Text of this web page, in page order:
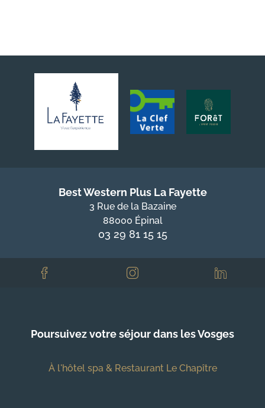
Best Western Plus La Fayette
3 Rue de la Bazaine
88000 Épinal
03 29 81 15 15
Poursuivez votre séjour dans les Vosges
À l'hôtel spa & Restaurant Le Chapître